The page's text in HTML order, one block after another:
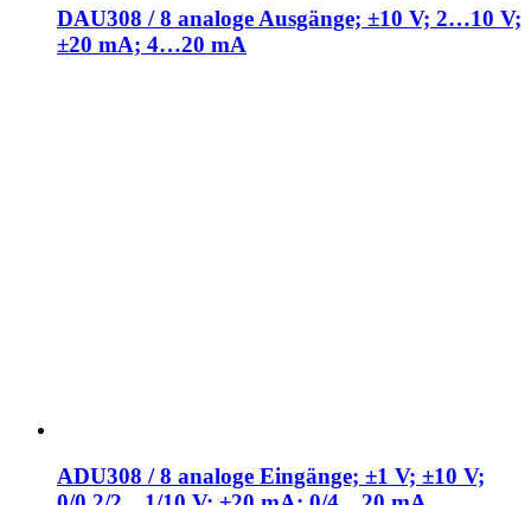
DAU308 / 8 analoge Ausgänge; ±10 V; 2…10 V;
±20 mA; 4…20 mA
ADU308 / 8 analoge Eingänge; ±1 V; ±10 V;